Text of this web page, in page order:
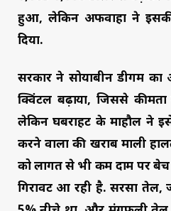
हुआ, लेकिन अफवाहों ने
दिया.
सरकार ने सोयाबीन डीगम
क्विंटल बढ़ाया, जिससे
लेकिन घबराहट के माहौल ने
करने वालों की खराब माली
को लागत से भी कम दाम पर
गिरावट आ रही है. सरसों